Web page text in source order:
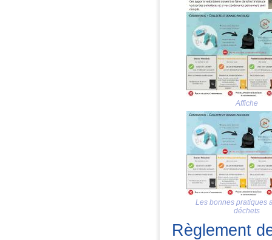
Affiche
Les bonnes pratiques
déchets
Règlement